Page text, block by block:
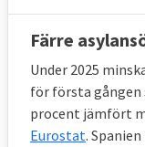
Regeringen
måste bidra
de delar från
är överens
Färre
Under 2025
för första gången
procent jämfört
Eurostat.